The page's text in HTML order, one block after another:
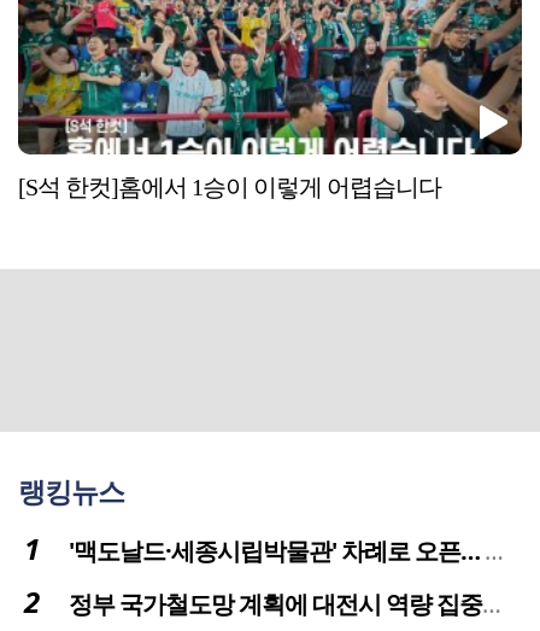
[S석 한컷]홈에서 1승이 이렇게 어렵습니다
랭킹뉴스
'맥도날드·세종시립박물관' 차례로 오픈… 고운동 정주여건 좋아진다
정부 국가철도망 계획에 대전시 역량 집중해야